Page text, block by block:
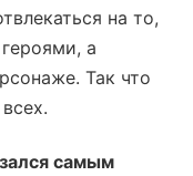
на то,
а
Так что
самым